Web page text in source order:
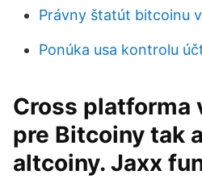
Právny štatút bitcoinu
Ponúka usa kontrolu
Cross platforma
pre Bitcoiny tak
altcoiny. Jaxx